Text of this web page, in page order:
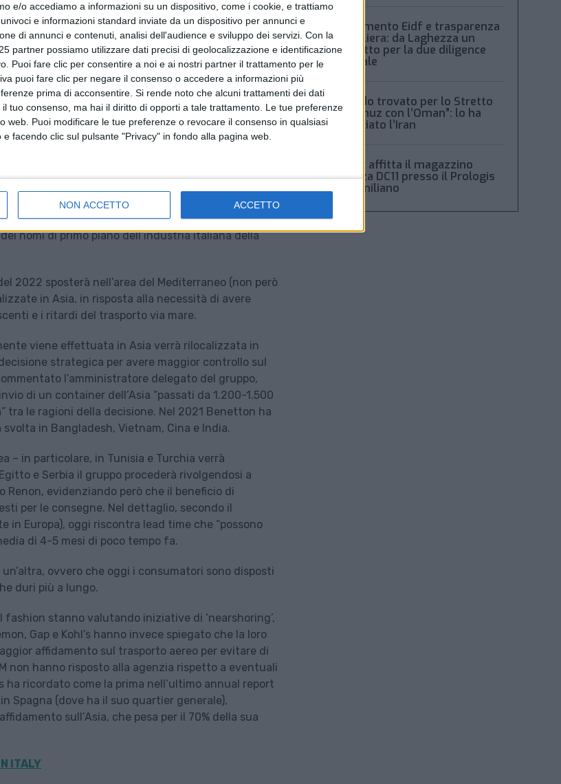
e/o accediamo a informazioni su un dispositivo, come i cookie, e trattiamo
e informazioni standard inviate da un dispositivo per annunci e
di annunci e contenuti, analisi dell'audience e sviluppo dei servizi. Con la
partner possiamo utilizzare dati precisi di geolocalizzazione e identificazione
Puoi fare clic per consentire a noi e ai nostri partner il trattamento per le
puoi fare clic per negare il consenso o accedere a informazioni più
prima di acconsentire. Si rende noto che alcuni trattamenti dei dati
tuo consenso, ma hai il diritto di opporti a tale trattamento. Le tue preferenze
web. Puoi modificare le tue preferenze o revocare il consenso in qualsiasi
facendo clic sul pulsante "Privacy" in fondo alla pagina web.
NON ACCETTO ACCETTO
sulle reali dimensioni di questo fenomeno, a
nomi di primo piano dell’industria italiana della
2022 sposterà nell’area del Mediterraneo (non però
in Asia, in risposta alla necessità di avere
e i ritardi del trasporto via mare.
viene effettuata in Asia verrà rilocalizzata in
strategica per avere maggior controllo sul
l’amministratore delegato del gruppo,
di un container dell’Asia “passati da 1.200-1.500
tra le ragioni della decisione. Nel 2021 Benetton ha
in Bangladesh, Vietnam, Cina e India.
– in particolare, in Tunisia e Turchia verrà
e Serbia il gruppo procederà rivolgendosi a
evidenziando però che il beneficio di
per le consegne. Nel dettaglio, secondo il
Europa), oggi riscontra lead time che “possono
di 4-5 mesi di poco tempo fa.
ovvero che oggi i consumatori sono disposti
duri più a lungo.
stanno valutando iniziative di ‘nearshoring’,
Gap e Kohl’s hanno invece spiegato che la loro
affidamento sul trasporto aereo per evitare di
non hanno risposto alla agenzia rispetto a eventuali
ricordato come la prima nell’ultimo annual report
Spagna (dove ha il suo quartier generale),
sull’Asia, che pesa per il 70% della sua
ITALY
Regolamento Eidf e trasparenza
della filiera: da Laghezza un
pacchetto per la due diligence
aziendale
“Accordo trovato per lo Stretto
di Hormuz con l’Oman”: lo ha
annunciato l’Iran
Condor affitta il magazzino
Piacenza DC11 presso il Prologis
Park emiliano